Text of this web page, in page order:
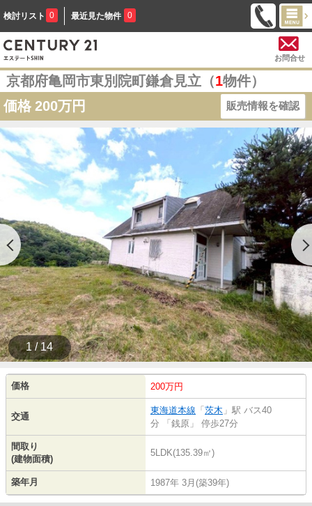
検討リスト 0 最近見た物件 0
お問合せ
京都府亀岡市東別院町鎌倉見立（1物件）
価格 200万円 販売情報を確認
1 / 14
価格 200万円
交通
東海道本線 「 茨木 」駅 バス40
分 「銭原」 停歩27分
間取り
(建物面積)
5LDK(135.39㎡)
築年月 1987年 3月(築39年)